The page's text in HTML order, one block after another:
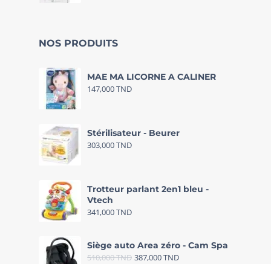
NOS PRODUITS
MAE MA LICORNE A CALINER
147,000TND
Stérilisateur - Beurer
303,000TND
Trotteur parlant 2en1 bleu -
Vtech
341,000TND
Siège auto Area zéro - Cam Spa
510,000TND 387,000TND